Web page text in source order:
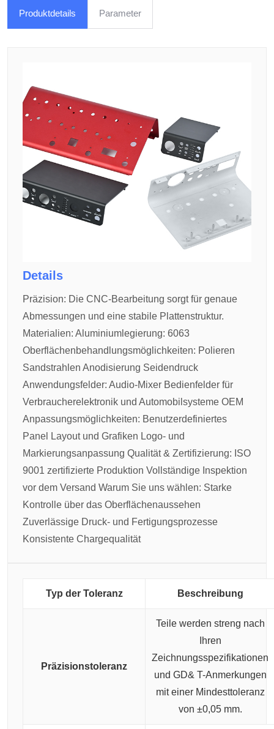
Produktdetails Parameter
Details
Präzision: Die CNC-Bearbeitung sorgt für genaue
Abmessungen und eine stabile Plattenstruktur.
Materialien: Aluminiumlegierung: 6063
Oberflächenbehandlungsmöglichkeiten: Polieren
Sandstrahlen Anodisierung Seidendruck
Anwendungsfelder: Audio-Mixer Bedienfelder für
Verbraucherelektronik und Automobilsysteme OEM
Anpassungsmöglichkeiten: Benutzerdefiniertes
Panel Layout und Grafiken Logo- und
Markierungsanpassung Qualität & Zertifizierung: ISO
9001 zertifizierte Produktion Vollständige Inspektion
vor dem Versand Warum Sie uns wählen: Starke
Kontrolle über das Oberflächenaussehen
Zuverlässige Druck- und Fertigungsprozesse
Konsistente Chargequalität
Typ der Toleranz Beschreibung
Präzisionstoleranz
Teile werden streng nach
Ihren
Zeichnungsspezifikationen
und GD& T-Anmerkungen
mit einer Mindesttoleranz
von ±0,05 mm.